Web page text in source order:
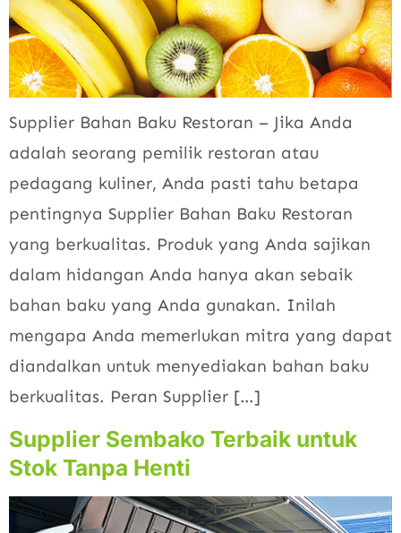
Supplier Bahan Baku Restoran – Jika Anda
adalah seorang pemilik restoran atau
pedagang kuliner, Anda pasti tahu betapa
pentingnya Supplier Bahan Baku Restoran
yang berkualitas. Produk yang Anda sajikan
dalam hidangan Anda hanya akan sebaik
bahan baku yang Anda gunakan. Inilah
mengapa Anda memerlukan mitra yang dapat
diandalkan untuk menyediakan bahan baku
berkualitas. Peran Supplier […]
Supplier Sembako Terbaik untuk
Stok Tanpa Henti